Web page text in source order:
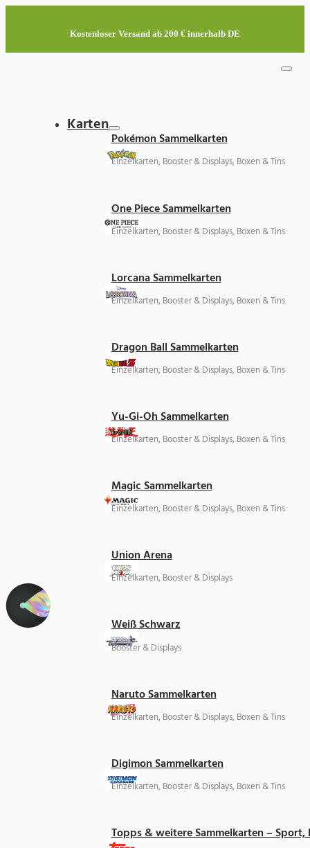
Kostenloser Versand ab 200 € innerhalb DE
Karten
Pokémon Sammelkarten
Einzelkarten, Booster & Displays, Boxen & Tins
One Piece Sammelkarten
Einzelkarten, Booster & Displays, Boxen & Tins
Lorcana Sammelkarten
Einzelkarten, Booster & Displays, Boxen & Tins
Dragon Ball Sammelkarten
Einzelkarten, Booster & Displays, Boxen & Tins
Yu-Gi-Oh Sammelkarten
Einzelkarten, Booster & Displays, Boxen & Tins
Magic Sammelkarten
Einzelkarten, Booster & Displays, Boxen & Tins
Union Arena
Einzelkarten, Booster & Displays
Weiß Schwarz
Booster & Displays
Naruto Sammelkarten
Einzelkarten, Booster & Displays, Boxen & Tins
Digimon Sammelkarten
Einzelkarten, Booster & Displays, Boxen & Tins
Topps & weitere Sammelkarten –